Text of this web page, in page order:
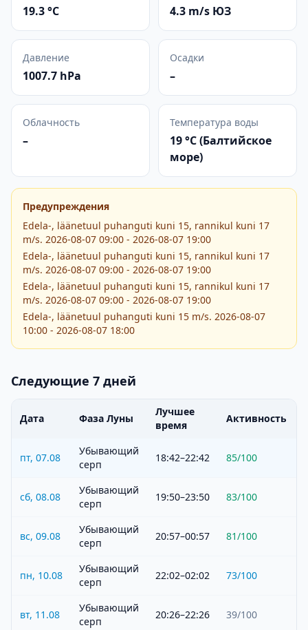
19.3 °C 4.3 m/s ЮЗ
Давление
1007.7 hPa
Осадки
–
Облачность
–
Температура воды
19 °C (Балтийское
море)
Предупреждения
Edela-, läänetuul puhanguti kuni 15, rannikul kuni 17
m/s. 2026-08-07 09:00 - 2026-08-07 19:00
Edela-, läänetuul puhanguti kuni 15, rannikul kuni 17
m/s. 2026-08-07 09:00 - 2026-08-07 19:00
Edela-, läänetuul puhanguti kuni 15, rannikul kuni 17
m/s. 2026-08-07 09:00 - 2026-08-07 19:00
Edela-, läänetuul puhanguti kuni 15 m/s. 2026-08-07
10:00 - 2026-08-07 18:00
Следующие 7 дней
Дата Фаза Луны
Лучшее
время
Активность
пт, 07.08
Убывающий
серп
18:42–22:42 85/100
сб, 08.08
Убывающий
серп
19:50–23:50 83/100
вс, 09.08
Убывающий
серп
20:57–00:57 81/100
пн, 10.08
Убывающий
серп
22:02–02:02 73/100
вт, 11.08
Убывающий
серп
20:26–22:26 39/100